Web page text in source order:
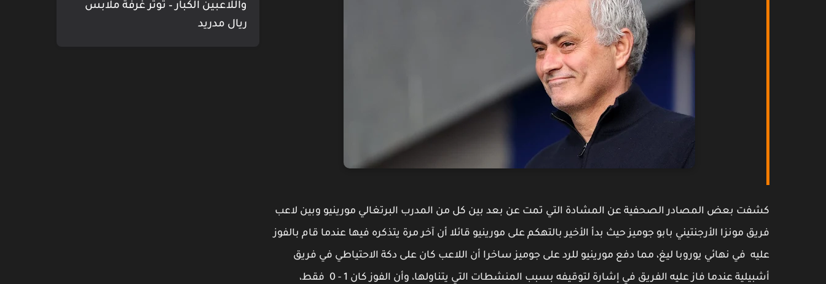
كشفت بعض المصادر الصحفية عن المشادة التي تمت عن بعد بين كل من المدرب البرتغالي مورينيو وبين لاعب
فريق مونزا الأرجنتيني بابو جوميز حيث بدأ الأخير بالتهكم على مورينيو قائلا أن آخر مرة يتذكره فيها عندما قام بالفوز
عليه في نهائي يوروبا ليغ، مما دفع مورينيو للرد على جوميز ساخرا أن اللاعب كان على دكة الاحتياطي في فريق
أشبيلية عندما فاز عليه الفريق في إشارة لتوقيفه بسبب المنشطات التي يتناولها، وأن الفوز كان 1 - 0 فقط،
واللاعبين الكبار – توتر غرفة ملابس
ريال مدريد